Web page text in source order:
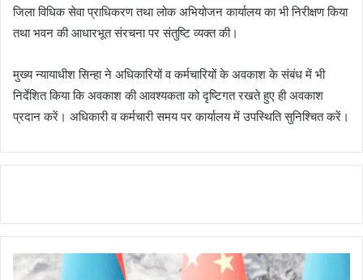
जिला विधिक सेवा प्राधिकरण तथा लोक अभियोजन कार्यालय का भी निरीक्षण किया
तथा भवन की आधारभूत संरचना पर संतुष्टि व्यक्त की।
मुख्य न्यायाधीश सिन्हा ने अधिकारियों व कर्मचारियों के अवकाश के संबंध में भी
निर्देशित किया कि अवकाश की आवश्यकता को दृष्टिगत रखते हुए ही अवकाश
प्रदान करें। अधिकारी व कर्मचारी समय पर कार्यालय में उपस्थिति सुनिश्चित करें।